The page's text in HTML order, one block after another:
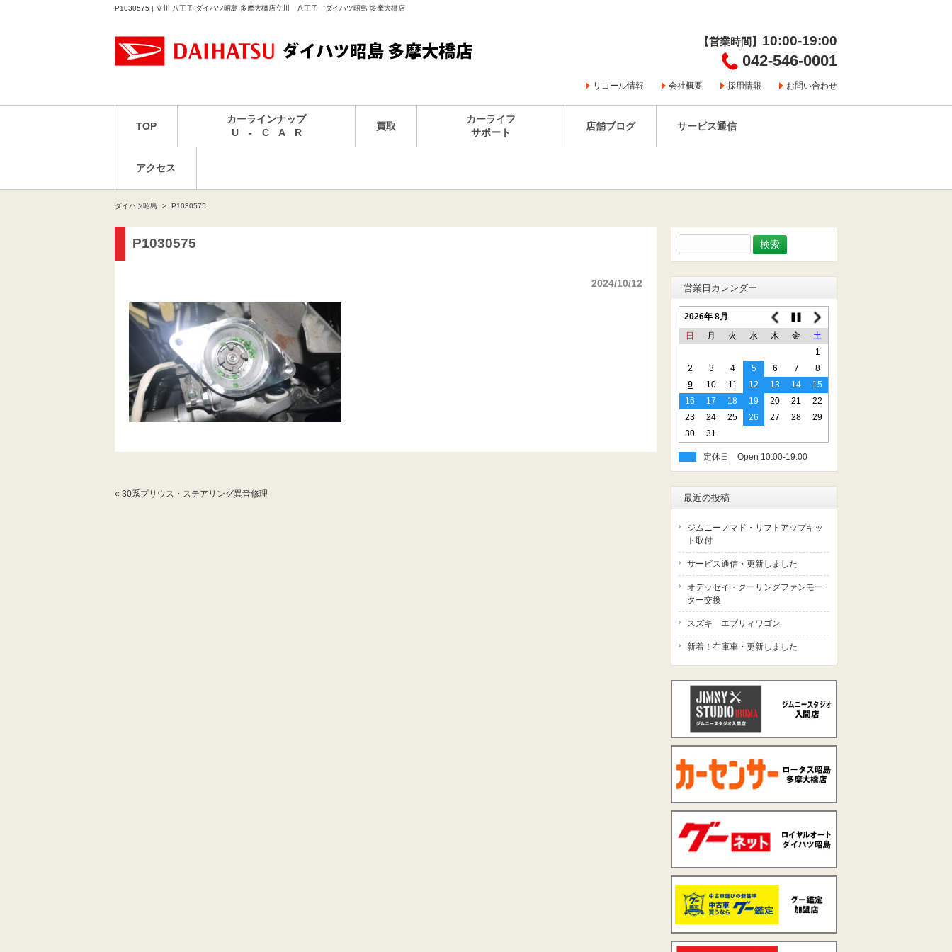
P1030575 | 立川 八王子 ダイハツ昭島 多摩大橋店立川 八王子 ダイハツ昭島 多摩大橋店
【営業時間】 10:00-19:00
042-546-0001
リコール情報 会社概要 採用情報 お問い合わせ
TOP
カーラインナップ
U - C A R
買取
カーライフ
サポート
店舗ブログ サービス通信
アクセス
ダイハツ昭島 P1030575
P1030575
2024/10/12
« 30系プリウス・ステアリング異音修理
索:
営業日カレンダー
2026年 8月
日
月 火 水 木 金
土
1
2
3 4 5 6 7
8
9
10 11 12 13 14
15
16
17 18 19 20 21
22
23
24 25 26 27 28
29
30
31
定休日
最近の投稿
ジムニーノマド・リフトアップキッ
ト取付
サービス通信・更新しました
オデッセイ・クーリングファンモー
ター交換
スズキ エブリィワゴン
新着！在庫車・更新しました